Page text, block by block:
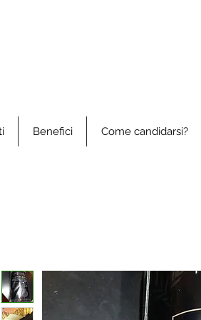
Benefici Come candidarsi?